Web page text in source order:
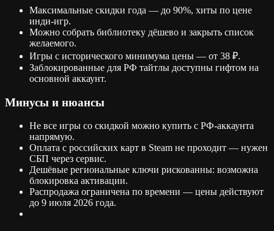
Максимальные скидки года — до 90%, хиты по цене
инди-игр.
Можно собрать библиотеку дёшево и закрыть список
желаемого.
Игры с исторического минимума цены — от 38 ₽.
Заблокированные для РФ тайтлы доступны гифтом на
основной аккаунт.
Минусы и нюансы
Не все игры со скидкой можно купить с РФ-аккаунта
напрямую.
Оплата с российских карт в Steam не проходит — нужен
СБП через сервис.
Дешёвые региональные ключи рискованны: возможна
блокировка активации.
Распродажа ограничена по времени — цены действуют
до 9 июля 2026 года.